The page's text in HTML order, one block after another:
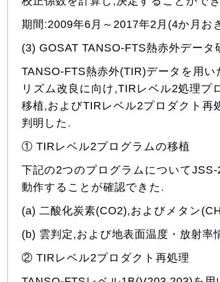
期間:2009年6月～2017年2月(4か月お
(3) GOSAT TANSO-FTS熱赤外データ
TANSO-FTS熱赤外(TIR)データを用
リズム改良に向け,TIRレベル2処理プ
移植,およびTIRレベル2プロダクト再
判明した.
① TIRレベル2プログラムの移植
下記の2つのプログラムについて
動作することが確認できた.
(a) 二酸化炭素(CO2),およびメタン
(b) 雲判定,および地表面温度・放射率
② TIRレベル2プロダクト再処理